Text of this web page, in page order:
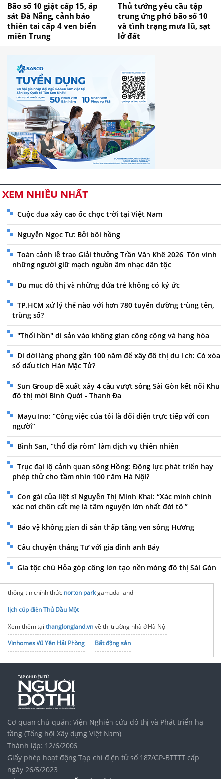
Bão số 10 giật cấp 15, áp
sát Đà Nẵng, cảnh báo
thiên tai cấp 4 ven biển
miền Trung
Thủ tướng yêu cầu tập
trung ứng phó bão số 10
và tình trạng mưa lũ, sạt
lở đất
XEM NHIỀU NHẤT
Cuộc đua xây cao ốc chọc trời tại Việt Nam
Nguyễn Ngọc Tư: Bởi bôi hồng
Toàn cảnh lễ trao Giải thưởng Trần Văn Khê 2026: Tôn vinh
những người giữ mạch nguồn âm nhạc dân tộc
Du mục đô thị và những đứa trẻ không có ký ức
TP.HCM xử lý thế nào với hơn 780 tuyến đường trùng tên,
trùng số?
"Thổi hồn" di sản vào không gian công cộng và hàng hóa
Di dời làng phong gần 100 năm để xây đô thị du lịch: Có xóa
sổ dấu tích Hàn Mặc Tử?
Sun Group đề xuất xây 4 cầu vượt sông Sài Gòn kết nối Khu
đô thị mới Bình Quới - Thanh Đa
Mayu Ino: “Công việc của tôi là đối diện trực tiếp với con
người”
Bình San, “thổ địa ròm” làm dịch vụ thiên nhiên
Trục đại lộ cảnh quan sông Hồng: Động lực phát triển hay
phép thử cho tầm nhìn 100 năm Hà Nội?
Con gái của liệt sĩ Nguyễn Thị Minh Khai: “Xác minh chính
xác nơi chôn cất mẹ là tâm nguyện lớn nhất đời tôi”
Bảo vệ không gian di sản thấp tầng ven sông Hương
Câu chuyện tháng Tư với gia đình anh Bảy
Gia tộc chú Hỏa góp công lớn tạo nền móng đô thị Sài Gòn
thông tin chính thức norton parkgamuda land
lịch cúp điện Thủ Dầu Một
Xem thêm tại thanglongland.vnvề thị trường nhà ở Hà Nội
Vinhomes Vũ Yên Hải Phòng
Bất động sản
Vinhomes Saigon Park
noxh K Home Avenue Nhơn Trạch
Tập đoàn Bcons Group
Cơ quan chủ quản: Viện Nghiên cứu đô thị và Phát triển hạ
tầng (Tổng hội Xây dựng Việt Nam)
Thành lập: 12/6/2006
Giấy phép hoạt động Tạp chí điện tử số 187/GP-BTTTT cấp
ngày 26/5/2023